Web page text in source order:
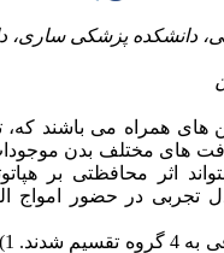
دانشکده پزشکی ساری،
های مختلف بدن
اثر محافظتی بر
تجربی در حضور امواج